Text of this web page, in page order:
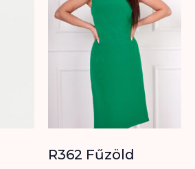
R362 Fűzöld